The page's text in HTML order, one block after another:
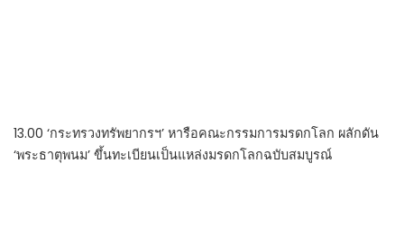
13.00 ‘กระทรวงทรัพยากรฯ’ หารือคณะกรรมการมรดกโลก ผลักดัน
‘พระธาตุพนม’ ขึ้นทะเบียนเป็นแหล่งมรดกโลกฉบับสมบูรณ์